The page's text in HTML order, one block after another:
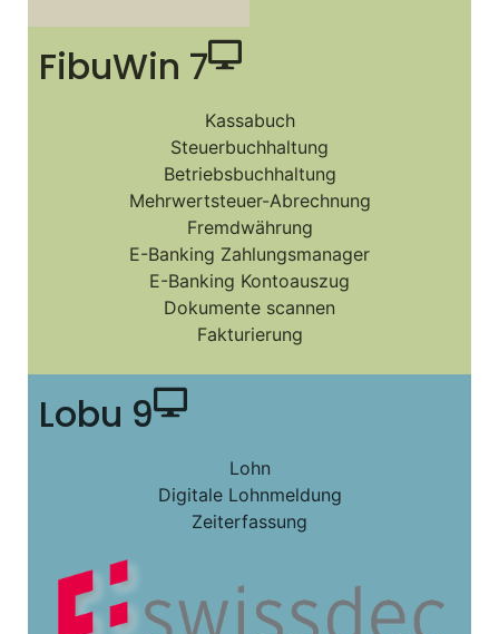
FibuWin 7
Kassabuch
Steuerbuchhaltung
Betriebsbuchhaltung
Mehrwertsteuer-Abrechnung
Fremdwährung
E-Banking Zahlungsmanager
E-Banking Kontoauszug
Dokumente scannen
Fakturierung
Lobu 9
Lohn
Digitale Lohnmeldung
Zeiterfassung